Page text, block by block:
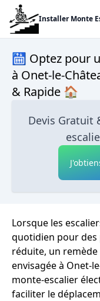
Installer Monte
🛗 Optez pour
à Onet-le-
& Rapide 🏠
Devis Gratuit
Lorsque les
quotidien pour des
réduite, un
envisagée à Onet-
monte-escalier
faciliter le